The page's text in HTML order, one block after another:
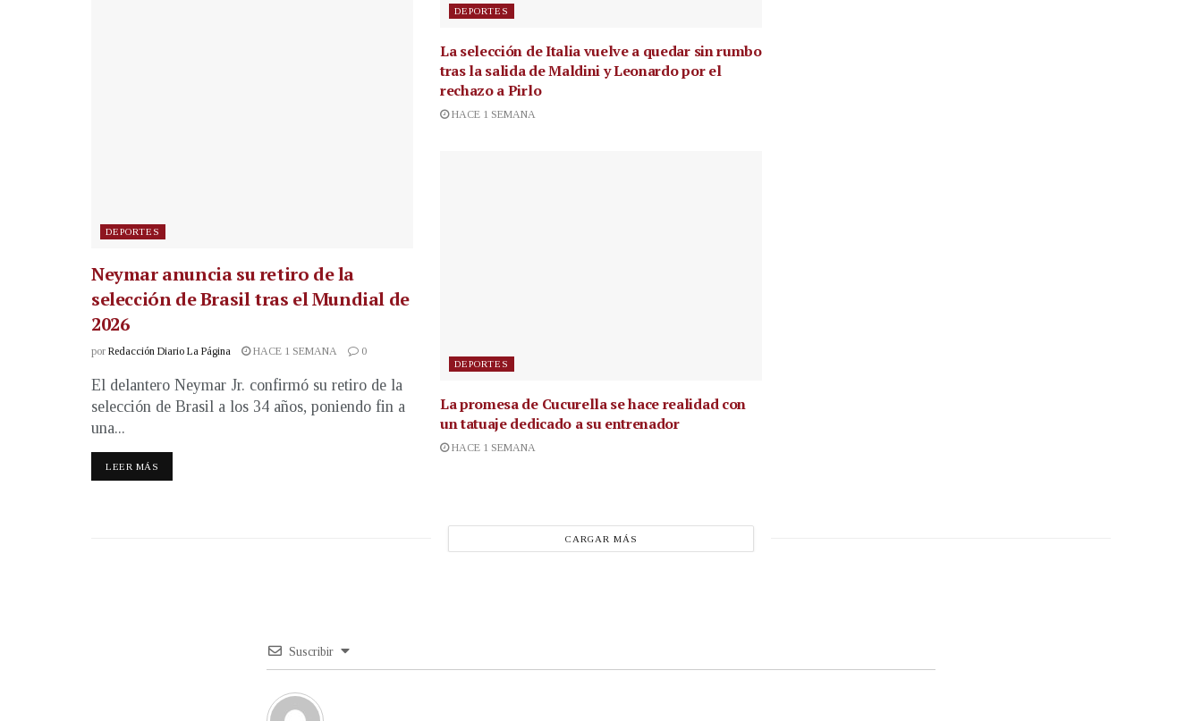
DEPORTES
Neymar anuncia su retiro de la
selección de Brasil tras el Mundial de
2026
por Redacción Diario La Página HACE 1 SEMANA 0
El delantero Neymar Jr. confirmó su retiro de la
selección de Brasil a los 34 años, poniendo fin a
una...
LEER MÁS
DEPORTES
La selección de Italia vuelve a quedar sin rumbo
tras la salida de Maldini y Leonardo por el
rechazo a Pirlo
HACE 1 SEMANA
DEPORTES
La promesa de Cucurella se hace realidad con
un tatuaje dedicado a su entrenador
HACE 1 SEMANA
CARGAR MÁS
Suscribir